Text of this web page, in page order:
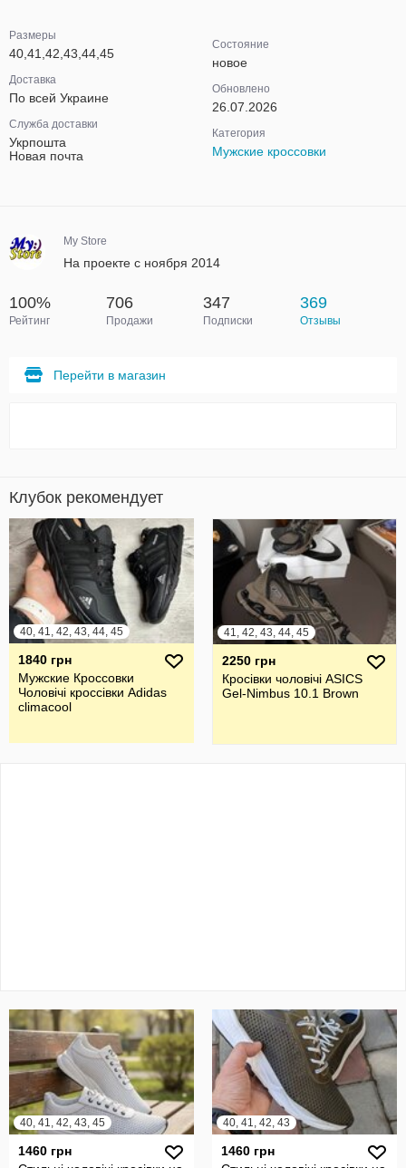
Размеры
40,41,42,43,44,45
Доставка
По всей Украине
Служба доставки
Укрпошта
Новая почта
Состояние
новое
Обновлено
26.07.2026
Категория
Мужские кроссовки
My Store
На проекте с ноября 2014
100%
Рейтинг
706
Продажи
347
Подписки
369
Отзывы
Перейти в магазин
Клубок рекомендует
40, 41, 42, 43, 44, 45
1840 грн
Мужские Кроссовки
Чоловічі кроссівки Adidas
climacool
41, 42, 43, 44, 45
2250 грн
Кросівки чоловічі ASICS
Gel-Nimbus 10.1 Brown
40, 41, 42, 43, 45
1460 грн
40, 41, 42, 43
1460 грн